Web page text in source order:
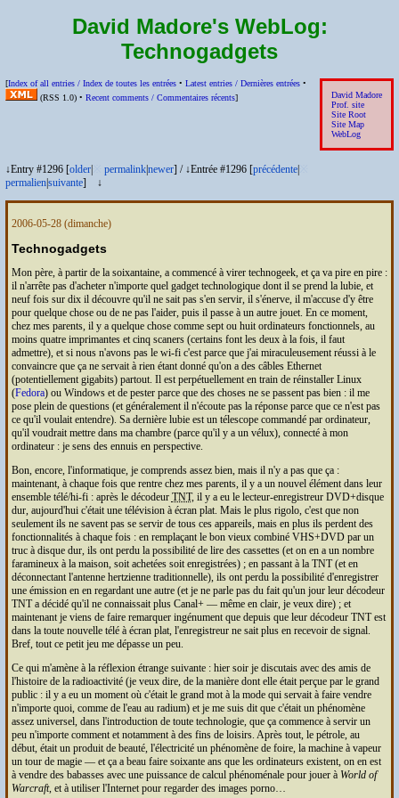
David Madore's WebLog:
Technogadgets
David Madore
Prof. site
Site Root
Site Map
WebLog
[Index of all entries / Index de toutes les entrées • Latest entries / Dernières entrées •
(RSS 1.0) • Recent comments / Commentaires récents]
↓Entry #1296 [older permalinknewer] / ↓Entrée #1296 [précédente
permaliensuivante] ↓
2006-05-28(dimanche)
Technogadgets
Mon père, à partir de la soixantaine, a commencé à virer technogeek, et ça va pire en pire :
il n'arrête pas d'acheter n'importe quel gadget technologique dont il se prend la lubie, et
neuf fois sur dix il découvre qu'il ne sait pas s'en servir, il s'énerve, il m'accuse d'y être
pour quelque chose ou de ne pas l'aider, puis il passe à un autre jouet. En ce moment,
chez mes parents, il y a quelque chose comme sept ou huit ordinateurs fonctionnels, au
moins quatre imprimantes et cinq scaners (certains font les deux à la fois, il faut
admettre), et si nous n'avons pas le wi-fi c'est parce que j'ai miraculeusement réussi à le
convaincre que ça ne servait à rien étant donné qu'on a des câbles Ethernet
(potentiellement gigabits) partout. Il est perpétuellement en train de réinstaller Linux
(Fedora) ou Windows et de pester parce que des choses ne se passent pas bien : il me
pose plein de questions (et généralement il n'écoute pas la réponse parce que ce n'est pas
ce qu'il voulait entendre). Sa dernière lubie est un télescope commandé par ordinateur,
qu'il voudrait mettre dans ma chambre (parce qu'il y a un vélux), connecté à mon
ordinateur : je sens des ennuis en perspective.
Bon, encore, l'informatique, je comprends assez bien, mais il n'y a pas que ça :
maintenant, à chaque fois que rentre chez mes parents, il y a un nouvel élément dans leur
ensemble télé/hi-fi : après le décodeur TNT, il y a eu le lecteur-enregistreur DVD+disque
dur, aujourd'hui c'était une télévision à écran plat. Mais le plus rigolo, c'est que non
seulement ils ne savent pas se servir de tous ces appareils, mais en plus ils perdent des
fonctionnalités à chaque fois : en remplaçant le bon vieux combiné VHS+DVDpar un
truc à disque dur, ils ont perdu la possibilité de lire des cassettes (et on en a un nombre
faramineux à la maison, soit achetées soit enregistrées) ; en passant à la TNT(et en
déconnectant l'antenne hertzienne traditionnelle), ils ont perdu la possibilité d'enregistrer
une émission en en regardant une autre (et je ne parle pas du fait qu'un jour leur décodeur
TNTa décidé qu'il ne connaissait plus Canal+ — même en clair, je veux dire) ; et
maintenant je viens de faire remarquer ingénument que depuis que leur décodeur TNTest
dans la toute nouvelle télé à écran plat, l'enregistreur ne sait plus en recevoir de signal.
Bref, tout ce petit jeu me dépasse un peu.
Ce qui m'amène à la réflexion étrange suivante : hier soir je discutais avec des amis de
l'histoire de la radioactivité (je veux dire, de la manière dont elle était perçue par le grand
public : il y a eu un moment où c'était le grand mot à la mode qui servait à faire vendre
n'importe quoi, comme de l'eau au radium) et je me suis dit que c'était un phénomène
assez universel, dans l'introduction de toute technologie, que ça commence à servir un
peu n'importe comment et notamment à des fins de loisirs. Après tout, le pétrole, au
début, était un produit de beauté, l'électricité un phénomène de foire, la machine à vapeur
un tour de magie — et ça a beau faire soixante ans que les ordinateurs existent, on en est
à vendre des babasses avec une puissance de calcul phénoménale pour jouer à World of
Warcraft, et à utiliser l'Internet pour regarder des images porno…